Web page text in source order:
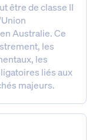
être de classe II
Australie. Ce
les
les
liés aux
majeurs.